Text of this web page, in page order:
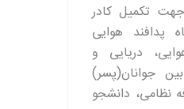
تکمیل کادر
پدافند هوایی
دریایی و
جوانان(پسر)
نظامی، دانشجو